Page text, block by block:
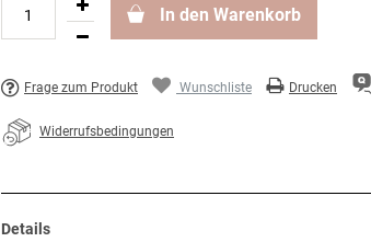
In den Warenkorb
Frage zum Produkt Wunschliste Drucken
Widerrufsbedingungen
Details